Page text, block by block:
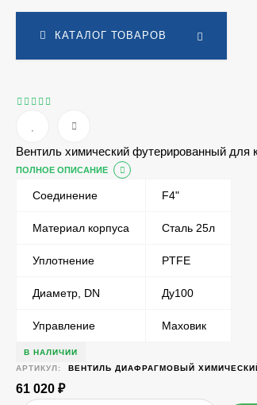
КАТАЛОГ ТОВАРОВ
Вентиль химический футерированный для
ПОЛНОЕ ОПИСАНИЕ
Соединение F4"
Материал корпуса Сталь 25л
Уплотнение PTFE
Диаметр, DN Ду100
Управление Маховик
В НАЛИЧИИ
АРТИКУЛ:
ВЕНТИЛЬ ДИАФРАГМОВЫЙ
61 020 ₽